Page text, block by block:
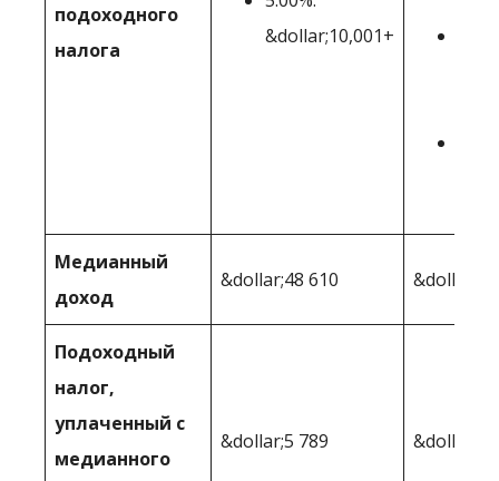
подоходного
налога
&dollar;10,001+
Медианный
доход
&dollar;48 610
Подоходный
налог,
уплаченный с
медианного
&dollar;5 789